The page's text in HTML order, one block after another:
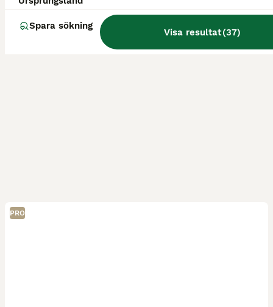
Spara sökning
Visa resultat(37)
PRO